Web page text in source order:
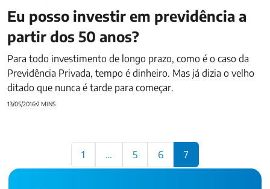
Eu posso investir em previdência a
partir dos 50 anos?
Para todo investimento de longo prazo, como é o caso da
Previdência Privada, tempo é dinheiro. Mas já dizia o velho
ditado que nunca é tarde para começar.
13/05/20162 MINS
Paginação
de
1 … 5 6 7